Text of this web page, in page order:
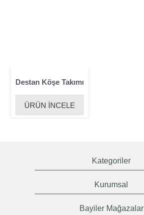
Destan Köşe Takımı
ÜRÜN İNCELE
Kategoriler
Kurumsal
Bayiler Mağazalar